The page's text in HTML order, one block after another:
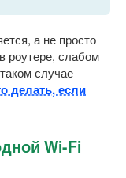
а не просто
роутере, слабом
случае
делать, если
Wi-Fi